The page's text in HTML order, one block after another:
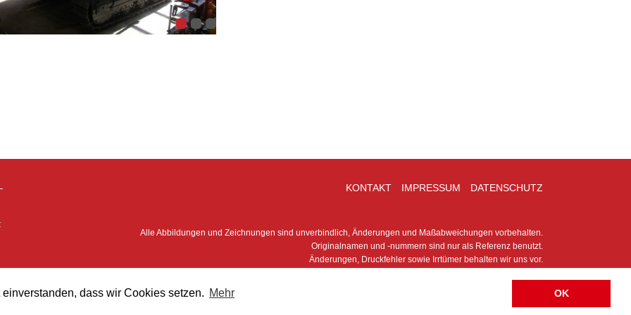
dass wir Cookies setzen. Mehr OK
KONTAKT IMPRESSUM DATENSCHUTZ
Alle Abbildungen und Zeichnungen sind unverbindlich, Änderungen und Maßabweichungen vorbehalten.
Originalnamen und -nummern sind nur als Referenz benutzt.
Änderungen, Druckfehler sowie Irrtümer behalten wir uns vor.